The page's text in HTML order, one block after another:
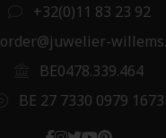
+32(0)11 83 23 92
order@juwelier-
BE0478.339.464
BE 27 7330 0979 1673